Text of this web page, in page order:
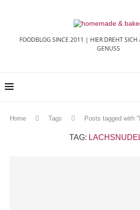
FOODBLOG SINCE 2011 | HIER DREHT
GENUSS
Home Tags Posts tagged with
TAG: